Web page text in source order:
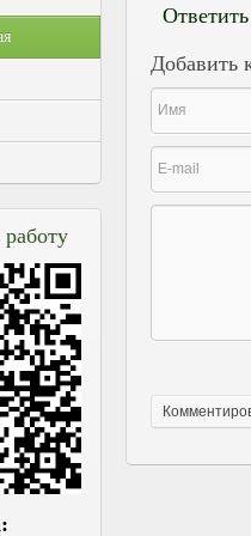
Ответить
Добавить